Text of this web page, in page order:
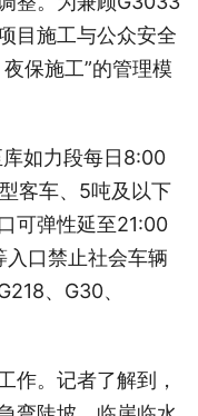
目施工与公众安全
保施工”的管理模
如力段每日8:00
客车、5吨及以下
可弹性延至21:00
口禁止社会车辆
、G30、
作。记者了解到，